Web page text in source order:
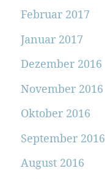
Februar 2017
Januar 2017
Dezember 2016
November 2016
Oktober 2016
September 2016
August 2016